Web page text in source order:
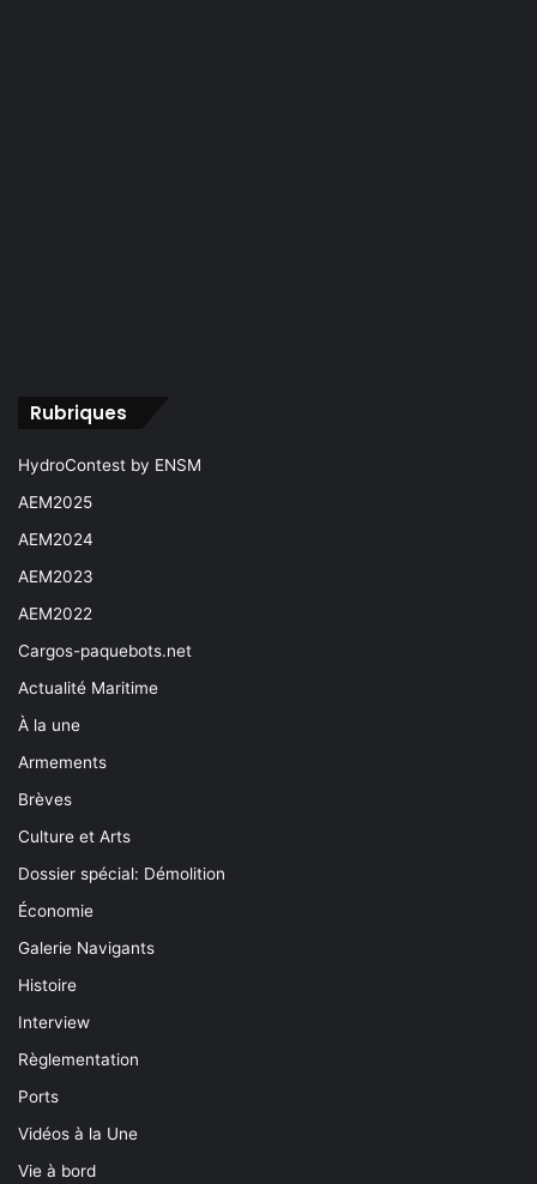
Rubriques
HydroContest by ENSM
AEM2025
AEM2024
AEM2023
AEM2022
Cargos-paquebots.net
Actualité Maritime
À la une
Armements
Brèves
Culture et Arts
Dossier spécial: Démolition
Économie
Galerie Navigants
Histoire
Interview
Règlementation
Ports
Vidéos à la Une
Vie à bord